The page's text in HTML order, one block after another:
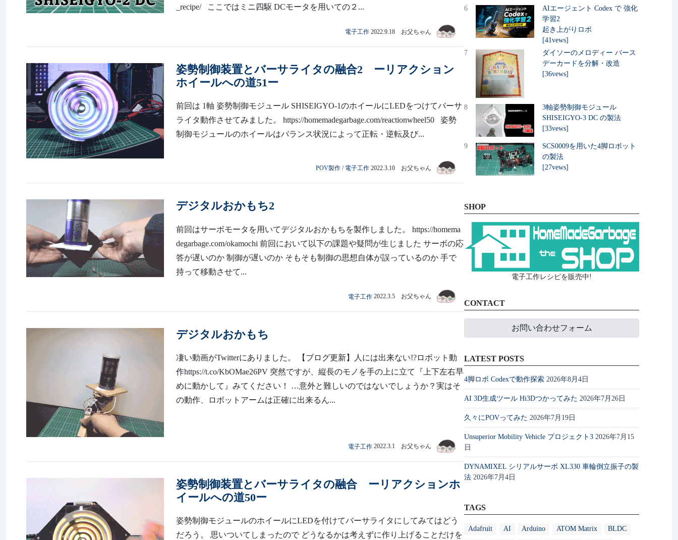
_recipe/ ここではミニ四駆 DCモータを用いての２...
電子工作 2022.9.18 お父ちゃん
姿勢制御装置とバーサライタの融合2 ーリアクション
ホイールへの道51ー
前回は 1軸 姿勢制御モジュール SHISEIGYO-1のホイールにLEDをつけてバーサ
ライタ動作させてみました。 https://homemadegarbage.com/reactionwheel50 姿勢
制御モジュールのホイールはバランス状況によって正転・逆転及び...
POV製作 / 電子工作 2022.3.10 お父ちゃん
デジタルおかもち2
前回はサーボモータを用いてデジタルおかもちを製作しました。 https://homema
degarbage.com/okamochi 前回において以下の課題や疑問が生じました サーボの応
答が遅いのか 制御が遅いのか そもそも制御の思想自体が誤っているのか 手で
持って移動させて...
電子工作 2022.3.5 お父ちゃん
デジタルおかもち
凄い動画がTwitterにありました。 【ブログ更新】人には出来ない!?ロボット動
作https://t.co/KbOMae26PV 突然ですが、縦長のモノを手の上に立て『上下左右早
めに動かして』みてください！ …意外と難しいのではないでしょうか？実はそ
の動作、ロボットアームは正確に出来るん...
電子工作 2022.3.1 お父ちゃん
姿勢制御装置とバーサライタの融合 ーリアクションホ
イールへの道50ー
姿勢制御モジュールのホイールにLEDを付けてバーサライタにしてみてはどう
だろう。 思いついてしまったので どうなるかは考えずに作り上げることだけを
6
AIエージェント Codex で 強化
学習2
起き上がりロボ
[41vews]
7
ダイソーのメロディー バース
デーカードを分解・改造
[36vews]
8
3軸姿勢制御モジュール
SHISEIGYO-3 DC の製法
[33vews]
9
SCS0009を用いた4脚ロボット
の製法
[27vews]
SHOP
電子工作レシピを販売中!
CONTACT
お問い合わせフォーム
LATEST POSTS
4脚ロボ Codexで動作探索 2026年8月4日
AI 3D生成ツール Hi3Dつかってみた 2026年7月26日
久々にPOVってみた 2026年7月19日
Unsuperior Mobility Vehicle プロジェクト3 2026年7月15
日
DYNAMIXEL シリアルサーボ XL330 車輪倒立振子の製
法 2026年7月4日
TAGS
Adafruit AI Arduino ATOM Matrix BLDC